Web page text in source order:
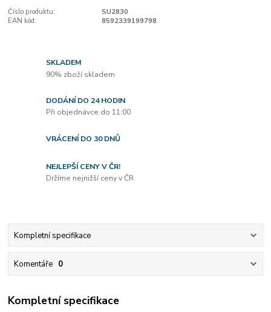
Číslo produktu:
SU2830
EAN kód:
8592339199798
SKLADEM
90% zboží skladem
DODÁNÍ DO 24 HODIN
Při objednávce do 11:00
VRÁCENÍ DO 30 DNŮ
NEJLEPŠÍ CENY V ČR!
Držíme nejnižší ceny v ČR
Kompletní specifikace
Komentáře 0
Kompletní specifikace